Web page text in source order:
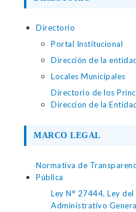
Directorio
Portal Institucional
Dirección de la
Locales Municipales
Directorio de los
Direccion de la
MARCO LEGAL
Normativa de
Pública
Ley N° 27444, Ley
Administrativo